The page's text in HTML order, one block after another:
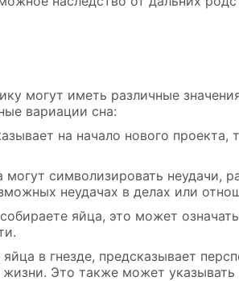
могут иметь различные
вариации сна:
на начало нового
могут символизировать неудачи,
неудачах в делах или
яйца, это может
в гнезде, предсказывает
Это также может указывать